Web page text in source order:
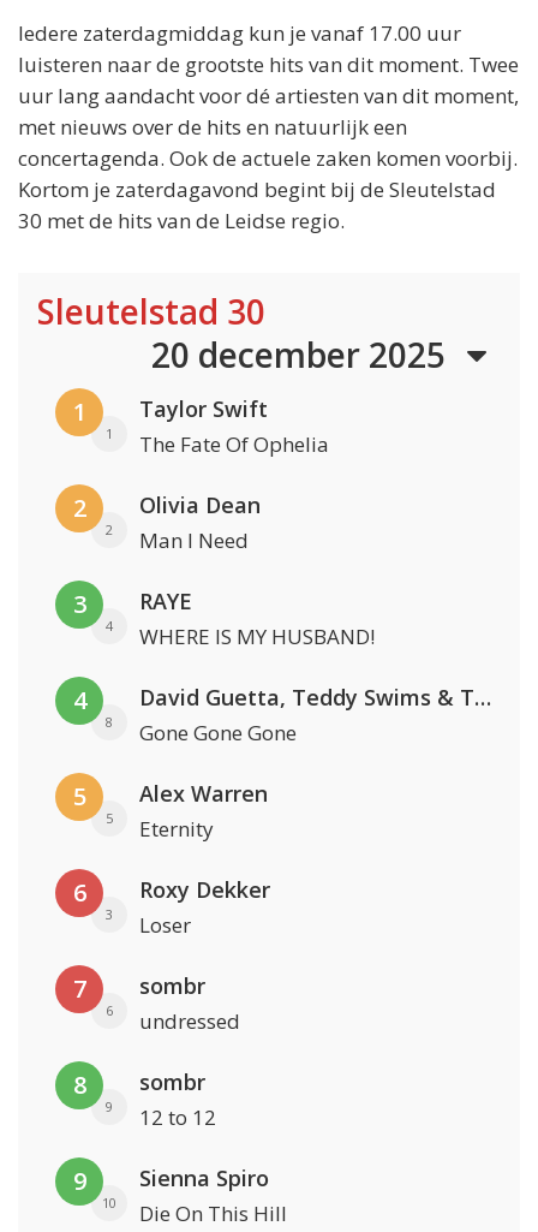
Iedere zaterdagmiddag kun je vanaf 17.00 uur
luisteren naar de grootste hits van dit moment. Twee
uur lang aandacht voor dé artiesten van dit moment,
met nieuws over de hits en natuurlijk een
concertagenda. Ook de actuele zaken komen voorbij.
Kortom je zaterdagavond begint bij de Sleutelstad
30 met de hits van de Leidse regio.
Sleutelstad 30
20 december 2025
1
1
Taylor Swift
The Fate Of Ophelia
2
2
Olivia Dean
Man I Need
3
4
RAYE
WHERE IS MY HUSBAND!
4
8
David Guetta, Teddy Swims & Tones And I
Gone Gone Gone
5
5
Alex Warren
Eternity
6
3
Roxy Dekker
Loser
7
6
sombr
undressed
8
9
sombr
12 to 12
9
10
Sienna Spiro
Die On This Hill